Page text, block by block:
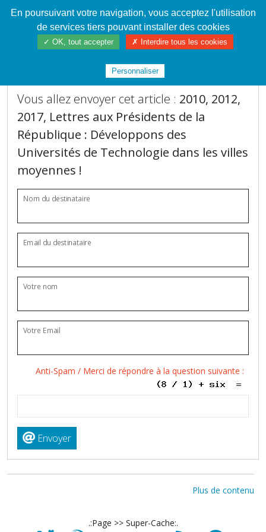
Cahier de textes patrickRICHARD
Vous allez envoyer cet article : 2010, 2012,
2017, Lettres aux Présidents de la
République : Développons des
Universités de Technologie dans les villes
moyennes !
Nom du destinataire
Email du destinataire
Votre nom
Votre Email
Anti-Spam / Merci de répondre à la question suivante :
Envoyer
Plus de contenu
.:Page >> Super-Cache:.
En poursuivant votre navigation, vous acceptez l'utilisation
de services tiers pouvant installer des cookies
✓ OK, tout accepter ✗ Interdire tous les cookies
Personnaliser